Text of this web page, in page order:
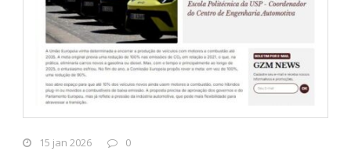
15 jan 2026 0